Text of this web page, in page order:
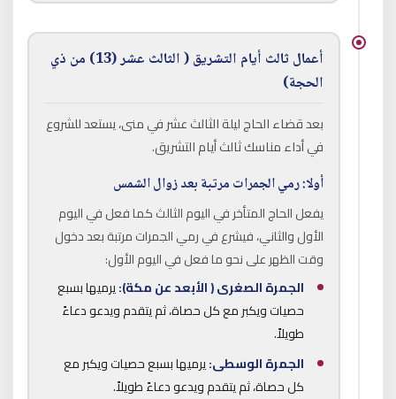
أعمال ثالث أيام التشريق ( الثالث عشر (13) من ذي
الحجة)
بعد قضاء الحاج ليلة الثالث عشر في منى، يستعد للشروع
في أداء مناسك ثالث أيام التشريق.
أولا: رمي الجمرات مرتبة بعد زوال الشمس
يفعل الحاج المتأخر في اليوم الثالث كما فعل في اليوم
الأول والثاني، فيشرع في رمي الجمرات مرتبة بعد دخول
وقت الظهر على نحو ما فعل في اليوم الأول:
الجمرة الصغرى ( الأبعد عن مكة):يرميها بسبع
حصيات ويكبر مع كل حصاة، ثم يتقدم ويدعو دعاءً
طويلاً.
الجمرة الوسطى:يرميها بسبع حصيات ويكبر مع
كل حصاة، ثم يتقدم ويدعو دعاءً طويلاً.